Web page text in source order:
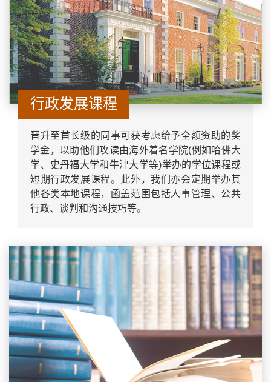
行政发展课程
晋升至首长级的同事可获考虑给予全额资助的奖
学金，以助他们攻读由海外着名学院(例如哈佛大
学、史丹福大学和牛津大学等)举办的学位课程或
短期行政发展课程。此外，我们亦会定期举办其
他各类本地课程，函盖范围包括人事管理、公共
行政、谈判和沟通技巧等。